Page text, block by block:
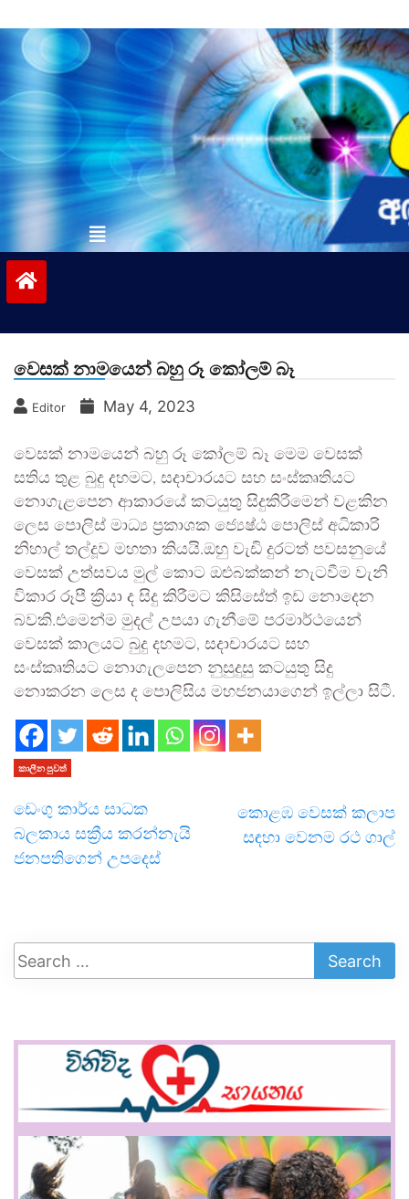
to
contentvinivida.lk
වෙසක් නාමයෙන් බහු රූ කෝලම් බෑ
Editor May 4, 2023
වෙසක් නාමයෙන් බහු රූ කෝලම් බෑ මෙම වෙසක්
සතිය තුළ බුදු දහමට, සදාචාරයට සහ සංස්කෘතියට
නොගැළපෙන ආකාරයේ කටයුතු සිදුකිරීමෙන් වළකින
ලෙස පොලිස් මාධ්‍ය ප්‍රකාශක ජ්‍යෙෂ්ඨ පොලිස් අධිකාරි
නිහාල් තල්දූව මහතා කියයි.ඔහු වැඩි දුරටත් පවසනුයේ
වෙසක් උත්සවය මුල් කොට ඔළුබක්කන් නැටවීම වැනි
විකාර රූපී ක්‍රියා ද සිදු කිරීමට කිසිසේත් ඉඩ නොදෙන
බවකි.එමෙන්ම මුදල් උපයා ගැනීමේ පරමාර්ථයෙන්
වෙසක් කාලයට බුදු දහමට, සදාචාරයට සහ
සංස්කෘතියට නොගැලපෙන නුසුදුසු කටයුතු සිදු
නොකරන ලෙස ද පොලිසිය මහජනයාගෙන් ඉල්ලා සිටී.
කාලීන පුවත්
ඩෙංගු කාර්ය සාධක
බලකාය සක්‍රීය කරන්නැයි
ජනපතිගෙන් උපදෙස්
කොළඹ වෙසක් කලාප
සඳහා වෙනම රථ ගාල්